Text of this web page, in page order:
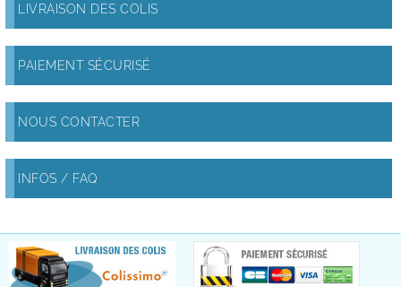
LIVRAISON DES COLIS
PAIEMENT SÉCURISÉ
NOUS CONTACTER
INFOS / FAQ